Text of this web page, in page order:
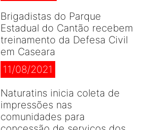
Brigadistas do Parque
Estadual do Cantão recebem
treinamento da Defesa Civil
em Caseara
11/08/2021
Naturatins inicia coleta de
impressões nas
comunidades para